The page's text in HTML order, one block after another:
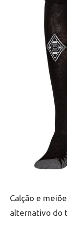
Calção e
alternativo do